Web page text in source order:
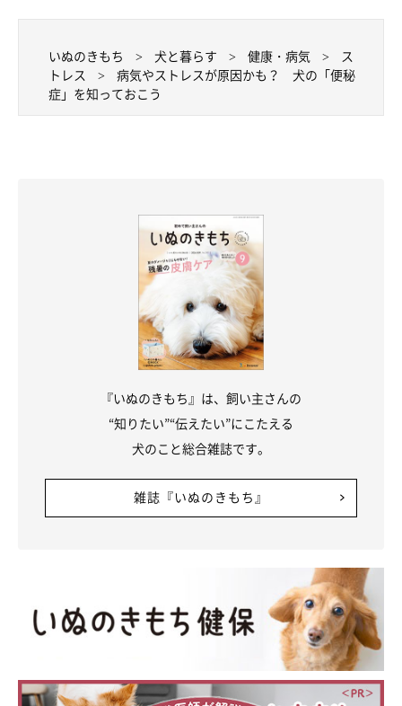
いぬのきもち 犬と暮らす 健康・病気
ス
トレス
病気やストレスが原因かも？ 犬の「便秘
症」を知っておこう
『いぬのきもち』は、飼い主さんの
“知りたい”“伝えたい”にこたえる
犬のこと総合雑誌です。
雑誌『いぬのきもち』